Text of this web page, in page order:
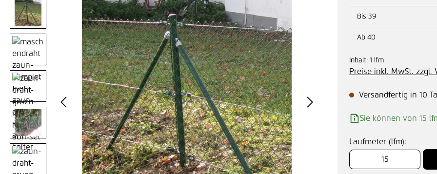
Bildergalerie überspringen
Bis 39
Ab 40
Inhalt: 1 lfm
Preise inkl. MwSt. zzgl.
Versandfertig in 10
Sie können von 15
Laufmeter (lfm):